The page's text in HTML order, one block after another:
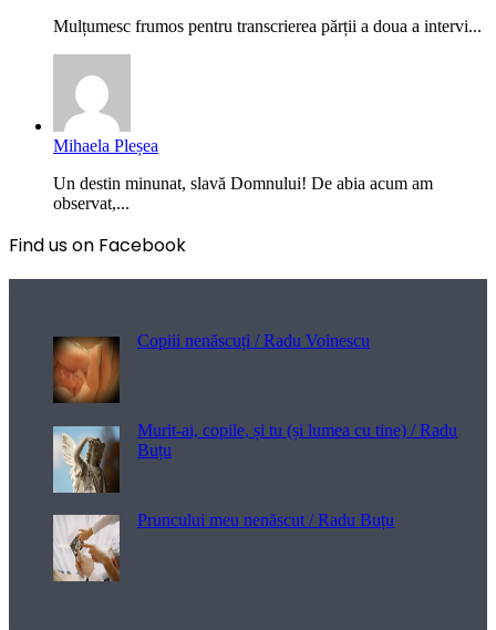
Mulțumesc frumos pentru transcrierea părții a doua a intervi...
Mihaela Pleșea
Un destin minunat, slavă Domnului! De abia acum am
observat,...
Find us on Facebook
Copiii nenăscuți / Radu Voinescu
Murit-ai, copile, și tu (și lumea cu tine) / Radu
Buțu
Pruncului meu nenăscut / Radu Buțu